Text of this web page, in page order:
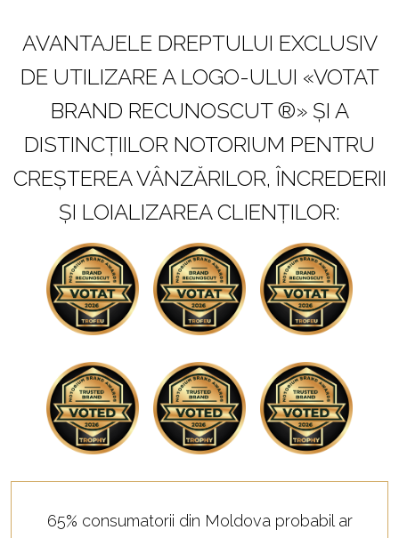
AVANTAJELE DREPTULUI EXCLUSIV
DE UTILIZARE A LOGO-ULUI «VOTAT
BRAND RECUNOSCUT ®» ȘI A
DISTINCȚIILOR NOTORIUM PENTRU
CREȘTEREA VÂNZĂRILOR, ÎNCREDERII
ȘI LOIALIZAREA CLIENȚILOR:
65% consumatorii din Moldova probabil ar